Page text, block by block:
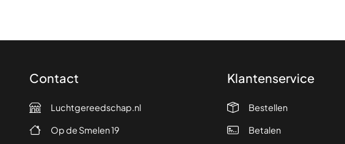
Contact
Luchtgereedschap.nl
Op de Smelen 19
Klantenservice
Bestellen
Betalen